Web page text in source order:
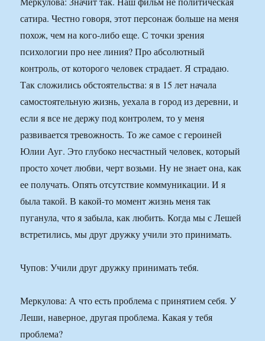
сатира. Честно говоря, этот персонаж больше на меня
похож, чем на кого-либо еще. С точки зрения
психологии про нее линия? Про абсолютный
контроль, от которого человек страдает. Я страдаю.
Так сложились обстоятельства: я в 15 лет начала
самостоятельную жизнь, уехала в город из деревни, и
если я все не держу под контролем, то у меня
развивается тревожность. То же самое с героиней
Юлии Ауг. Это глубоко несчастный человек, который
просто хочет любви, черт возьми. Ну не знает она, как
ее получать. Опять отсутствие коммуникации. И я
была такой. В какой-то момент жизнь меня так
пуганула, что я забыла, как любить. Когда мы с Лешей
встретились, мы друг дружку учили это принимать.
Чупов: Учили друг дружку принимать тебя.
Меркулова: А что есть проблема с принятием себя. У
Леши, наверное, другая проблема. Какая у тебя
проблема?